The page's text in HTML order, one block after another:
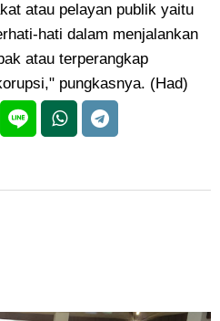
atau pelayan publik yaitu
hati dalam menjalankan
atau terperangkap
pungkasnya. (Had)